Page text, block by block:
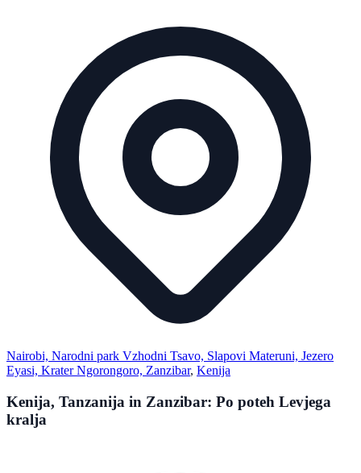
Nairobi, Narodni park Vzhodni Tsavo, Slapovi Materuni, Jezero
Eyasi, Krater Ngorongoro, Zanzibar, Kenija
Kenija, Tanzanija in Zanzibar: Po poteh Levjega
kralja